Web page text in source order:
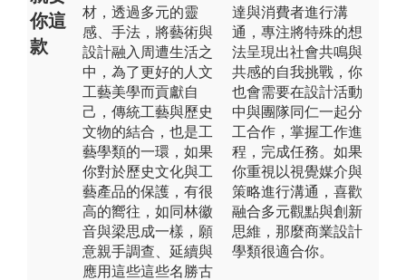
你這
款
材，透過多元的靈
感、手法，將藝術與
設計融入周遭生活之
中，為了更好的人文
工藝美學而貢獻自
己，傳統工藝與歷史
文物的結合，也是工
藝學類的一環，如果
你對於歷史文化與工
藝產品的保護，有很
高的嚮往，如同林徽
音與梁思成一樣，願
意親手調查、延續與
應用這些這些名勝古
達與消費者進行溝
通，專注將特殊的想
法呈現出社會共鳴與
共感的自我挑戰，你
也會需要在設計活動
中與團隊同仁一起分
工合作，掌握工作進
程，完成任務。如果
你重視以視覺媒介與
策略進行溝通，喜歡
融合多元觀點與創新
思維，那麼商業設計
學類很適合你。